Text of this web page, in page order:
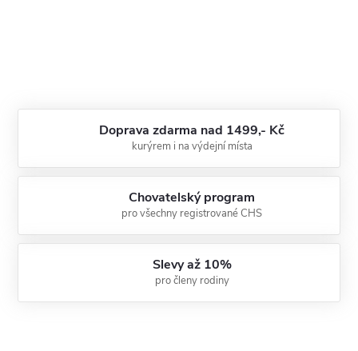
Doprava zdarma nad 1499,- Kč
kurýrem i na výdejní místa
Chovatelský program
pro všechny registrované CHS
Slevy až 10%
pro členy rodiny